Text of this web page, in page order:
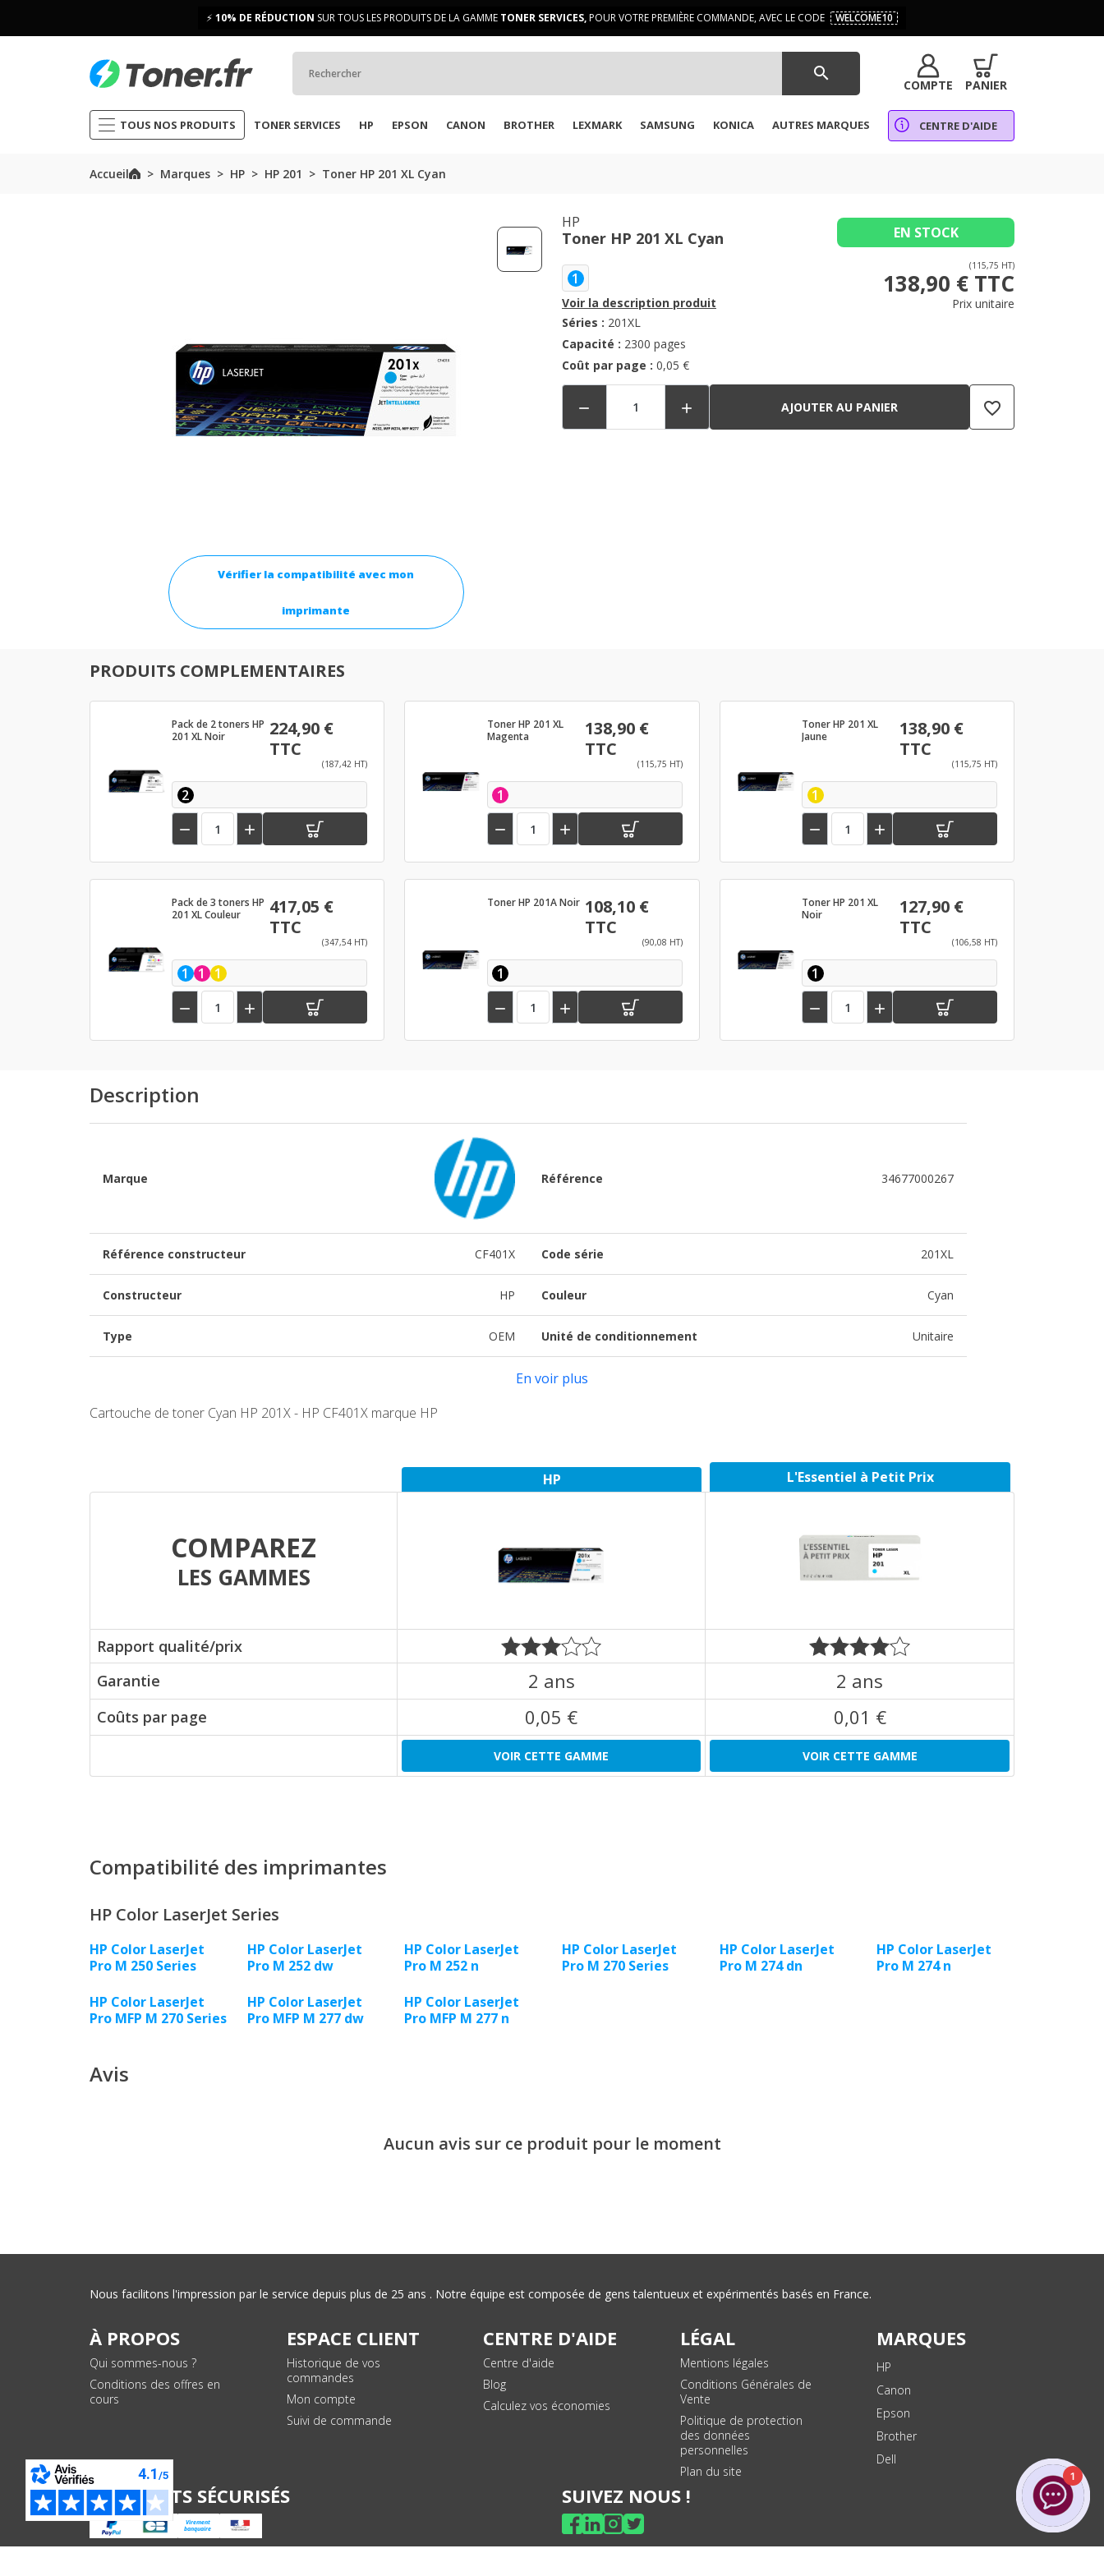
⚡ 10% DE RÉDUCTION SUR TOUS LES PRODUITS DE LA GAMME TONER SERVICES,POUR VOTRE PREMIÈRE COMMANDE, AVEC LE CODE WELCOME10
search
COMPTE PANIER
TOUS NOS PRODUITS TONER SERVICES HP EPSON CANON BROTHER LEXMARK SAMSUNG KONICA AUTRES MARQUES CENTRE D'AIDE
Accueil Marques HP HP 201 Toner HP 201 XL Cyan
Vérifier la compatibilité avec mon
imprimante
HP
Toner HP 201 XL Cyan EN STOCK
1
Voir la description produit
Séries : 201XL
Capacité : 2300 pages
Coût par page : 0,05 €
(115,75 HT)
138,90 € TTC
Prix unitaire
  AJOUTER AU PANIER favorite_border
PRODUITS COMPLEMENTAIRES
Pack de 2 toners HP
201 XL Noir
224,90 €
TTC
(187,42 HT)
2
 
Toner HP 201 XL
Magenta
138,90 €
TTC
(115,75 HT)
1
 
Toner HP 201 XL
Jaune
138,90 €
TTC
(115,75 HT)
1
 
Pack de 3 toners HP
201 XL Couleur
417,05 €
TTC
(347,54 HT)
1 1 1
 
Toner HP 201A Noir 108,10 €
TTC
(90,08 HT)
1
 
Toner HP 201 XL
Noir
127,90 €
TTC
(106,58 HT)
1
 
Description
Marque Référence 34677000267
Référence constructeur CF401X Code série 201XL
Constructeur HP Couleur Cyan
Type OEM Unité de conditionnement Unitaire
En voir plus
Cartouche de toner Cyan HP 201X - HP CF401X marque HP
HP L'Essentiel à Petit Prix
COMPAREZ
LES GAMMES
Rapport qualité/prix
Garantie
2 ans 2 ans
Coûts par page 0,05 € 0,01 €
VOIR CETTE GAMME VOIR CETTE GAMME
Compatibilité des imprimantes
HP Color LaserJet Series
HP Color LaserJet
Pro M 250 Series
HP Color LaserJet
Pro M 252 dw
HP Color LaserJet
Pro M 252 n
HP Color LaserJet
Pro M 270 Series
HP Color LaserJet
Pro M 274 dn
HP Color LaserJet
Pro M 274 n
HP Color LaserJet
Pro MFP M 270 Series
HP Color LaserJet
Pro MFP M 277 dw
HP Color LaserJet
Pro MFP M 277 n
Avis
Aucun avis sur ce produit pour le moment
Nous facilitons l'impression par le service depuis plus de 25 ans . Notre équipe est composée de gens talentueux et expérimentés basés en France.
À PROPOS
Qui sommes-nous ?
Conditions des offres en
cours
ESPACE CLIENT
Historique de vos
commandes
Mon compte
Suivi de commande
CENTRE D'AIDE
Centre d'aide
Blog
Calculez vos économies
LÉGAL
Mentions légales
Conditions Générales de
Vente
Politique de protection
des données
personnelles
Plan du site
MARQUES
HP
Canon
Epson
Brother
Dell
PAIEMENTS SÉCURISÉS SUIVEZ NOUS !
1